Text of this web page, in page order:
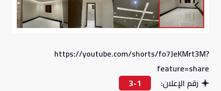
https://youtube.com/shorts/fo7JeKMrt3M?
feature=share
رقم الإعلان:
3-1